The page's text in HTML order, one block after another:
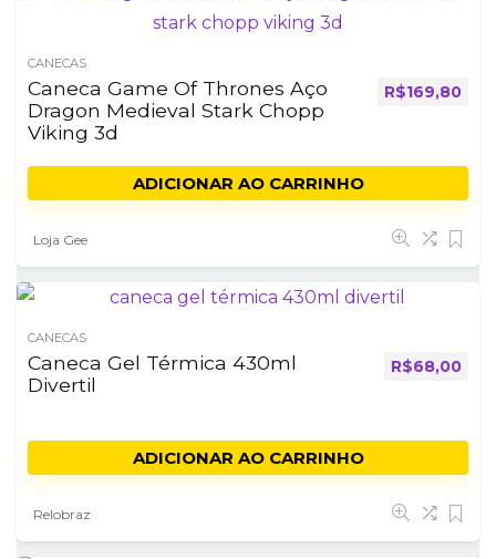
CANECAS
Caneca Game Of Thrones Aço
Dragon Medieval Stark Chopp
Viking 3d
R$169,80
ADICIONAR AO CARRINHO
Loja Gee
CANECAS
Caneca Gel Térmica 430ml
Divertil
R$68,00
ADICIONAR AO CARRINHO
Relobraz